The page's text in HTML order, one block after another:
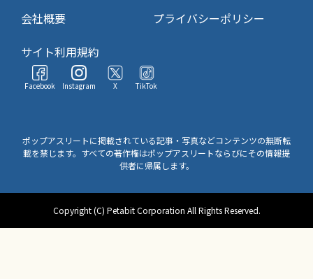
会社概要
プライバシーポリシー
サイト利用規約
Facebook Instagram X TikTok
ポップアスリートに掲載されている記事・写真などコンテンツの無断転
載を禁じます。すべての著作権はポップアスリートならびにその情報提
供者に帰属します。
Copyright (C) Petabit Corporation All Rights Reserved.